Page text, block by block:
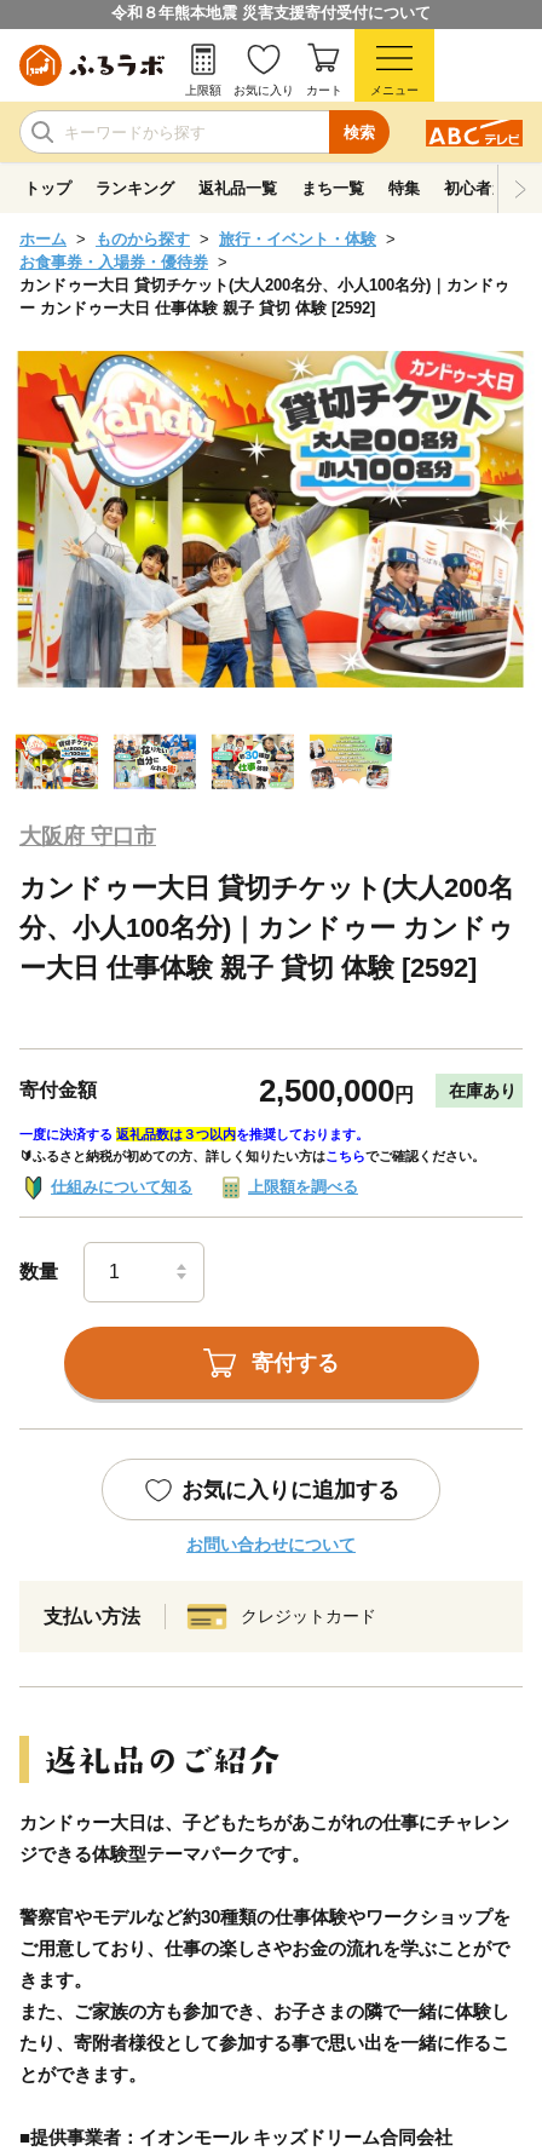
令和８年熊本地震 災害支援寄付受付について
検索
上限額 お気に入り カート メニュー
トップ ランキング 返礼品一覧 まち一覧 特集 初心者ガイド
ホーム ものから探す
旅行・イベント・体験
お食事券・入場券・優待券
カンドゥー大日 貸切チケット(大人200名分、小人100名分)｜カンドゥ
ー カンドゥー大日 仕事体験 親子 貸切 体験 [2592]
大阪府 守口市
カンドゥー大日 貸切チケット(大人200名
分、小人100名分)｜カンドゥー カンドゥ
ー大日 仕事体験 親子 貸切 体験 [2592]
寄付金額 2,500,000円 在庫あり
一度に決済する 返礼品数は３つ以内を推奨しております。
🔰ふるさと納税が初めての方、詳しく知りたい方はこちらでご確認ください。
仕組みについて知る 上限額を調べる
数量
寄付する
お気に入りに追加する
お問い合わせについて
支払い方法 クレジットカード
カンドゥー大日は、子どもたちがあこがれの仕事にチャレン
ジできる体験型テーマパークです。
警察官やモデルなど約30種類の仕事体験やワークショップを
ご用意しており、仕事の楽しさやお金の流れを学ぶことがで
きます。
また、ご家族の方も参加でき、お子さまの隣で一緒に体験し
たり、寄附者様役として参加する事で思い出を一緒に作るこ
とができます。
■提供事業者：イオンモール キッズドリーム合同会社